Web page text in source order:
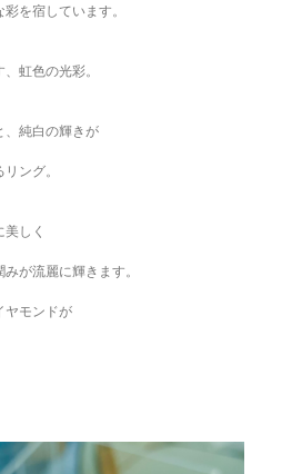
を宿しています。
虹色の光彩。
、純白の輝きが
ング。
しく
みが流麗に輝きます。
ヤモンドが